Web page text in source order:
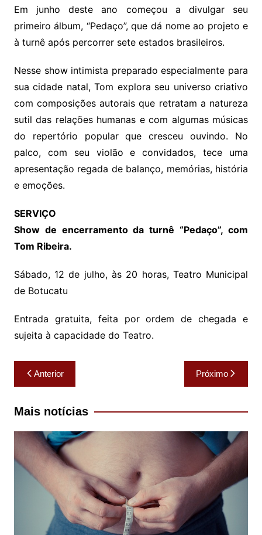
Em junho deste ano começou a divulgar seu
primeiro álbum, “Pedaço”, que dá nome ao projeto e
à turnê após percorrer sete estados brasileiros.
Nesse show intimista preparado especialmente para
sua cidade natal, Tom explora seu universo criativo
com composições autorais que retratam a natureza
sutil das relações humanas e com algumas músicas
do repertório popular que cresceu ouvindo. No
palco, com seu violão e convidados, tece uma
apresentação regada de balanço, memórias, história
e emoções.
SERVIÇO
Show de encerramento da turnê “Pedaço”, com
Tom Ribeira.
Sábado, 12 de julho, às 20 horas, Teatro Municipal
de Botucatu
Entrada gratuita, feita por ordem de chegada e
sujeita à capacidade do Teatro.
Navegação
de
Post
Anterior Próximo
Mais notícias